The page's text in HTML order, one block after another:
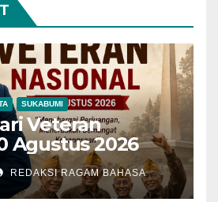
SUKABUMI
Veteran
Agustus 2026
REDAKSI RAGAM BAHASA